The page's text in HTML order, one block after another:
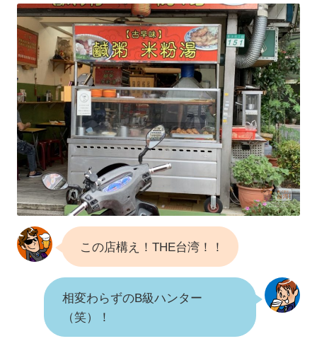
この店構え！THE台湾！！
相変わらずのB級ハンター
（笑）！